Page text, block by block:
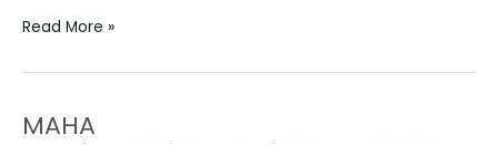
Read More »
MAHA